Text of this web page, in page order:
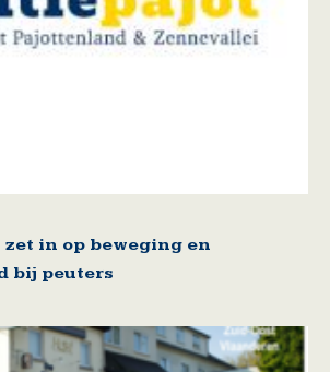
in op beweging en
bij peuters